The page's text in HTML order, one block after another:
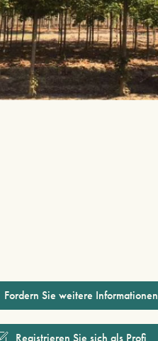
Fordern Sie weitere Informationen
Registrieren Sie sich als Profi